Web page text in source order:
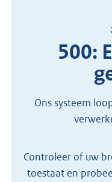
500:
Ons systeem
Controleer of uw
toestaat en